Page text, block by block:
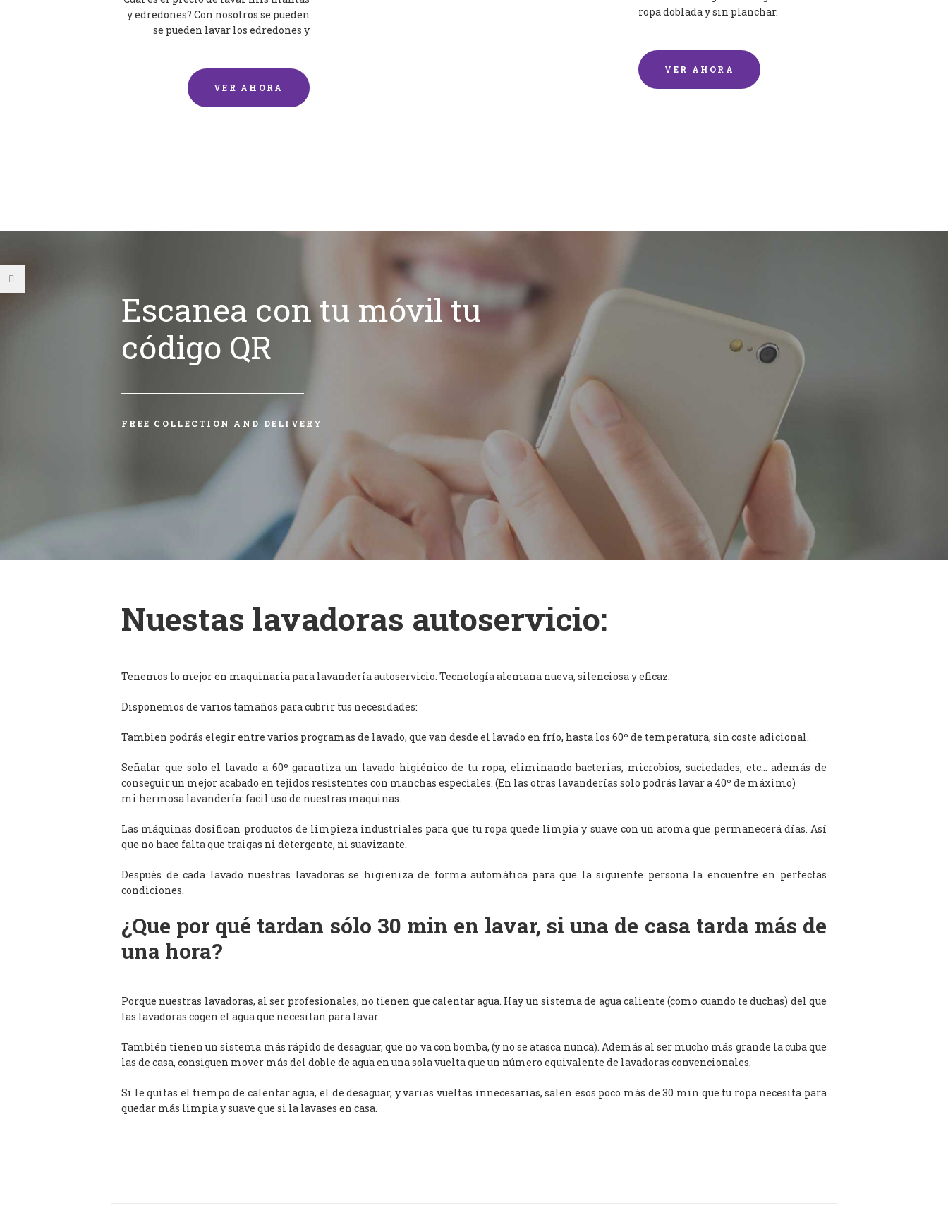
y edredones? Con nosotros se pueden
se pueden lavar los edredones y
VER AHORA
ropa doblada y sin planchar.
VER AHORA
Escanea con tu móvil tu
código QR
FREE COLLECTION AND DELIVERY
Nuestas lavadoras autoservicio:
Tenemos lo mejor en maquinaria para lavandería autoservicio. Tecnología alemana nueva, silenciosa y eficaz.
Disponemos de varios tamaños para cubrir tus necesidades:
Tambien podrás elegir entre varios programas de lavado, que van desde el lavado en frío, hasta los 60º de temperatura, sin coste adicional.
Señalar que solo el lavado a 60º garantiza un lavado higiénico de tu ropa, eliminando bacterias, microbios, suciedades, etc… además de
conseguir un mejor acabado en tejidos resistentes con manchas especiales. (En las otras lavanderías solo podrás lavar a 40º de máximo)
mi hermosa lavandería: facil uso de nuestras maquinas.
Las máquinas dosifican productos de limpieza industriales para que tu ropa quede limpia y suave con un aroma que permanecerá días. Así
que no hace falta que traigas ni detergente, ni suavizante.
Después de cada lavado nuestras lavadoras se higieniza de forma automática para que la siguiente persona la encuentre en perfectas
condiciones.
¿Que por qué tardan sólo 30 min en lavar, si una de casa tarda más de
una hora?
Porque nuestras lavadoras, al ser profesionales, no tienen que calentar agua. Hay un sistema de agua caliente (como cuando te duchas) del que
las lavadoras cogen el agua que necesitan para lavar.
También tienen un sistema más rápido de desaguar, que no va con bomba, (y no se atasca nunca). Además al ser mucho más grande la cuba que
las de casa, consiguen mover más del doble de agua en una sola vuelta que un número equivalente de lavadoras convencionales.
Si le quitas el tiempo de calentar agua, el de desaguar, y varias vueltas innecesarias, salen esos poco más de 30 min que tu ropa necesita para
quedar más limpia y suave que si la lavases en casa.